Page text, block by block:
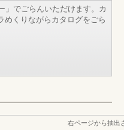
」でごらんいただけます。カ
めくりながらカタログをごら
右ページから抽出